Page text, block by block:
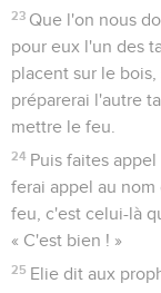
cette nourriture, il
montagne de Dieu,
Dieu
9 Là, il entra dans
l'Eternel lui fut
10 Il répondit : «
Dieu de l’univers.
alliance, *ils ont
par l'épée. Je suis